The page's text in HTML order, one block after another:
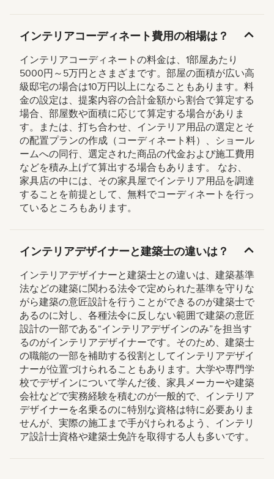
インテリアコーディネート費用の相場は？
インテリアコーディネートの料金は、1部屋あたり
5000円～5万円とさまざまです。部屋の面積が広い高
級邸宅の場合は10万円以上になることもあります。料
金の設定は、提案内容の合計金額から割合で算定する
場合、部屋数や面積に応じて算定する場合がありま
す。または、打ち合わせ、インテリア用品の選定とそ
の配置プランの作成（コーディネート料）、ショール
ームへの同行、選定された商品の代金および施工費用
などを積み上げて算出する場合もあります。 なお、
家具店の中には、その家具屋でインテリア用品を調達
することを前提として、無料でコーディネートを行っ
ているところもあります。
インテリアデザイナーと建築士の違いは？
インテリアデザイナーと建築士との違いは、建築基準
法などの建築に関わる法令で定められた基準を守りな
がら建築の意匠設計を行うことができるのが建築士で
あるのに対し、各種法令に反しない範囲で建築の意匠
設計の一部である“インテリアデザインのみ”を担当す
るのがインテリアデザイナーです。そのため、建築士
の職能の一部を補助する役割としてインテリアデザイ
ナーが位置づけられることもあります。大学や専門学
校でデザインについて学んだ後、家具メーカーや建築
会社などで実務経験を積むのが一般的で、インテリア
デザイナーを名乗るのに特別な資格は特に必要ありま
せんが、実際の施工まで手がけられるよう、インテリ
ア設計士資格や建築士免許を取得する人も多いです。